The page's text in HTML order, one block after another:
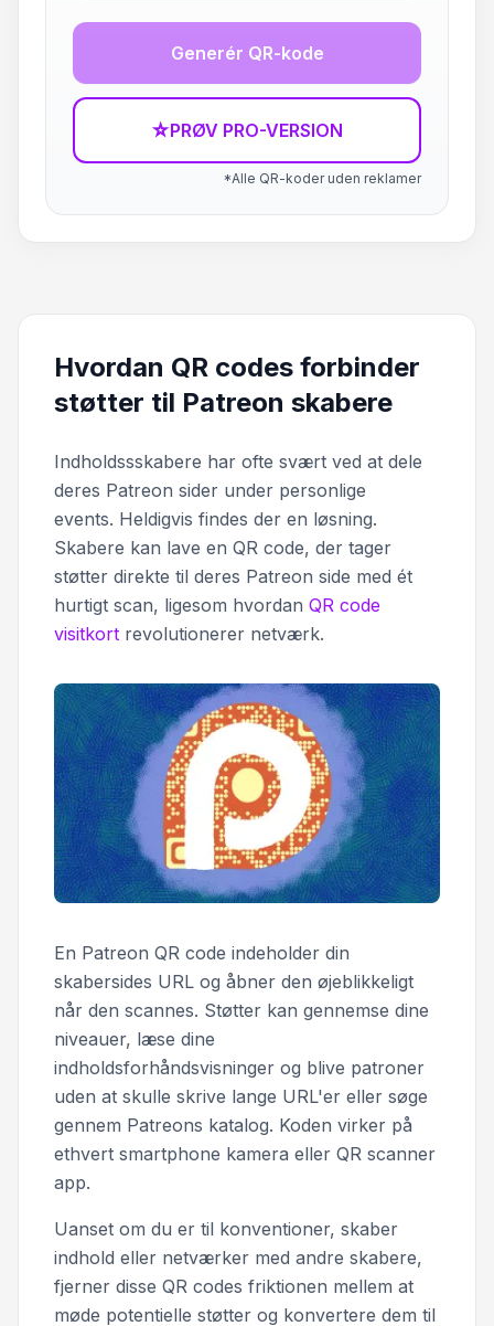
Generér QR-kode
☆PRØV PRO-VERSION
*Alle QR-koder uden reklamer
Hvordan QR codes forbinder
støtter til Patreon skabere
Indholdssskabere har ofte svært ved at dele
deres Patreon sider under personlige
events. Heldigvis findes der en løsning.
Skabere kan lave en QR code, der tager
støtter direkte til deres Patreon side med ét
hurtigt scan, ligesom hvordan QR code
visitkort revolutionerer netværk.
En Patreon QR code indeholder din
skabersides URL og åbner den øjeblikkeligt
når den scannes. Støtter kan gennemse dine
niveauer, læse dine
indholdsforhåndsvisninger og blive patroner
uden at skulle skrive lange URL'er eller søge
gennem Patreons katalog. Koden virker på
ethvert smartphone kamera eller QR scanner
app.
Uanset om du er til konventioner, skaber
indhold eller netværker med andre skabere,
fjerner disse QR codes friktionen mellem at
møde potentielle støtter og konvertere dem til